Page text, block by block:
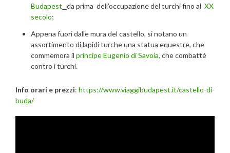
Budapest da prima dell’occupazione del turchi fino al XX
secolo;
Appena fuori dalle mura del castello, si notano un
assortimento di lapidi turche una statua equestre, che
commemora il principe Eugenio di Savoia, che combatté
contro i turchi.
Info orari e prezzi: https://www.viaggibudapest.it/castello-di-
buda/